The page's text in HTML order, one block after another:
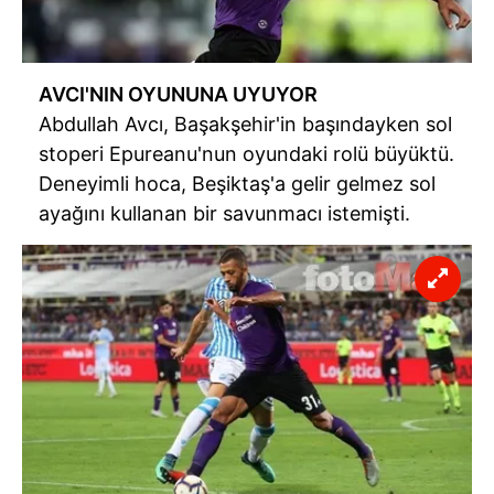
vasıtasıyla belirleyebilirsiniz. Çerezlere ilişkin detaylı bilgi
için Ayarlar butonuna tıklayabilir,
Çerez Bilgilendirme
6698 sayılı Kişisel Verilerin Korunması Kanunu uyarınca
hazırlanmış Aydınlatma Metnimizi okumak ve sitemizde
ilgili mevzuata uygun olarak kullanılan çerezlerle ilgili bilgi
almak için lütfentıklayınız.
AVCI'NIN OYUNUNA UYUYOR
Abdullah Avcı, Başakşehir'in başındayken sol
stoperi Epureanu'nun oyundaki rolü büyüktü.
Deneyimli hoca, Beşiktaş'a gelir gelmez sol
ayağını kullanan bir savunmacı istemişti.